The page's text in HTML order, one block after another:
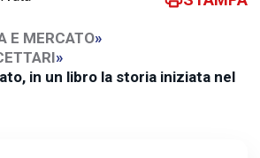
E MERCATO»
»
in un libro la storia iniziata nel